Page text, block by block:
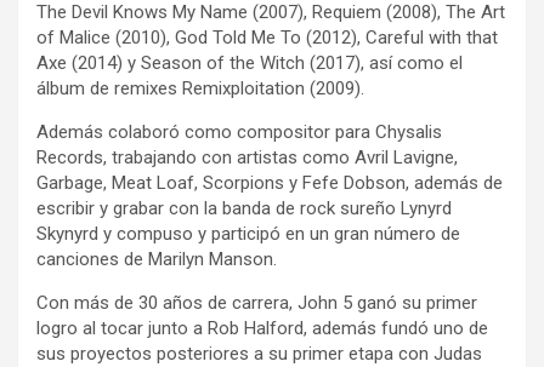
The Devil Knows My Name (2007), Requiem (2008), The Art
of Malice (2010), God Told Me To (2012), Careful with that
Axe (2014) y Season of the Witch (2017), así como el
álbum de remixes Remixploitation (2009).
Además colaboró como compositor para Chysalis
Records, trabajando con artistas como Avril Lavigne,
Garbage, Meat Loaf, Scorpions y Fefe Dobson, además de
escribir y grabar con la banda de rock sureño Lynyrd
Skynyrd y compuso y participó en un gran número de
canciones de Marilyn Manson.
Con más de 30 años de carrera, John 5 ganó su primer
logro al tocar junto a Rob Halford, además fundó uno de
sus proyectos posteriores a su primer etapa con Judas